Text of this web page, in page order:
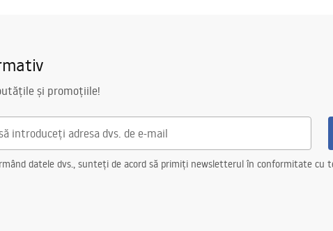
mm
și promoțiile!
datele dvs., sunteți de acord să primiți newsletterul în conformitate cu